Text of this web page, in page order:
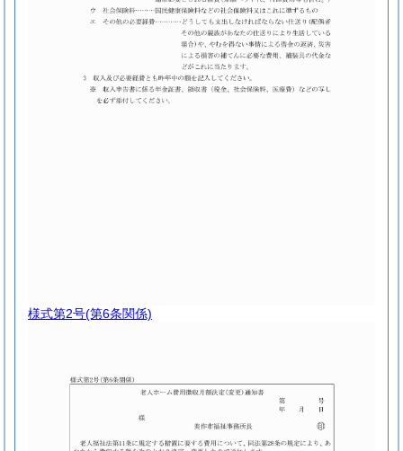
様式第2号(第6条関係)